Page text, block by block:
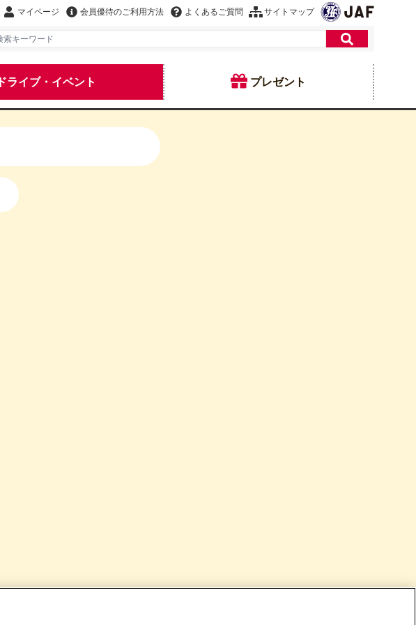
マイページ 会員優待のご利用方法 よくあるご質問 サイトマップ
ドライブ・イベント プレゼント